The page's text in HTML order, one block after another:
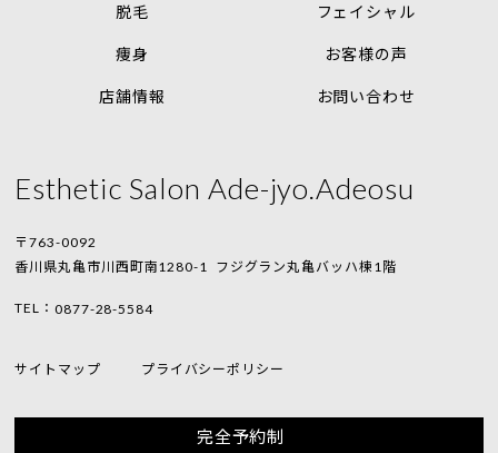
脱毛 フェイシャル
痩身 お客様の声
店舗情報 お問い合わせ
Esthetic Salon Ade-jyo.Adeosu
〒763-0092
香川県丸亀市川西町南1280-1 フジグラン丸亀バッハ棟1階
TEL：0877-28-5584
サイトマップ プライバシーポリシー
完全予約制